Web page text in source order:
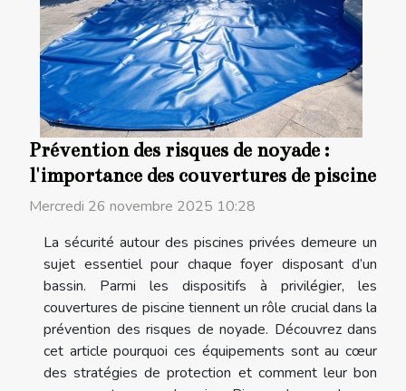
Prévention des risques de noyade :
l'importance des couvertures de piscine
Mercredi 26 novembre 2025 10:28
La sécurité autour des piscines privées demeure un
sujet essentiel pour chaque foyer disposant d’un
bassin. Parmi les dispositifs à privilégier, les
couvertures de piscine tiennent un rôle crucial dans la
prévention des risques de noyade. Découvrez dans
cet article pourquoi ces équipements sont au cœur
des stratégies de protection et comment leur bon